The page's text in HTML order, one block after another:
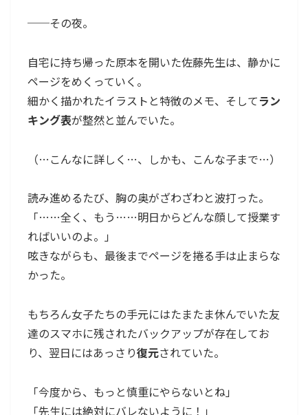
──その夜。
自宅に持ち帰った原本を開いた佐藤先生は、静かに
ページをめくっていく。
細かく描かれたイラストと特徴のメモ、そしてラン
キング表が整然と並んでいた。
（…こんなに詳しく…、しかも、こんな子まで…）
読み進めるたび、胸の奥がざわざわと波打った。
「……全く、もう……明日からどんな顔して授業す
ればいいのよ。」
呟きながらも、最後までページを捲る手は止まらな
かった。
もちろん女子たちの手元にはたまたま休んでいた友
達のスマホに残されたバックアップが存在してお
り、翌日にはあっさり復元されていた。
「今度から、もっと慎重にやらないとね」
「先生には絶対にバレないように！」